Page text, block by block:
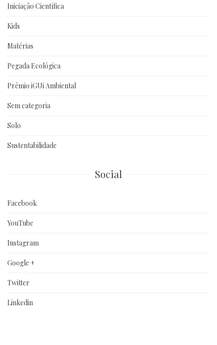
Iniciação Científica
Kids
Matérias
Pegada Ecológica
Prêmio iGUi Ambiental
Sem categoria
Solo
Sustentabilidade
Social
Facebook
YouTube
Instagram
Google +
Twitter
Linkedin